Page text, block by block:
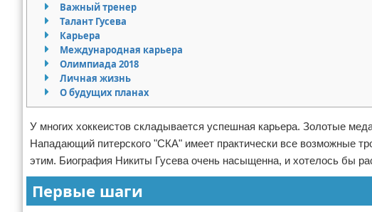
Баскетбол
Бодибилдинг
Конный спорт
Футбол
Боевые виды искусства
Контакты
Сотрудничество
Размещение рекламы
Условия предоставления информации
Отказ от ответственности
Важный тренер
Талант Гусева
Карьера
Международная карьера
Олимпиада 2018
Личная жизнь
О будущих планах
У многих хоккеистов складывается успешная карьера. Золотые
Нападающий питерского "СКА" имеет практически все возможные
этим. Биография Никиты Гусева очень насыщенна, и хотелось бы
Первые шаги